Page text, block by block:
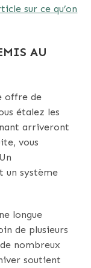
sur ce qu’on
AU
offre de
étalez les
arriveront
vous
un système
longue
de plusieurs
nombreux
soutient